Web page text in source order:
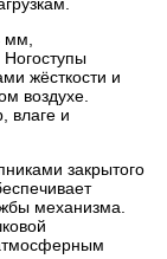
мм,
жёсткости и
воздухе.
влаге и
закрытого
механизма.